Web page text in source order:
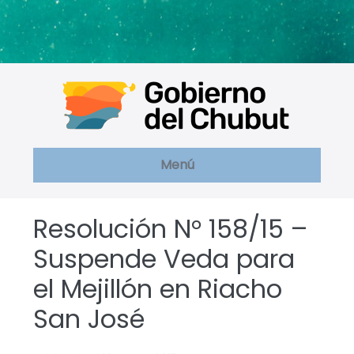
Menú
Resolución N° 158/15 –
Suspende Veda para
el Mejillón en Riacho
San José